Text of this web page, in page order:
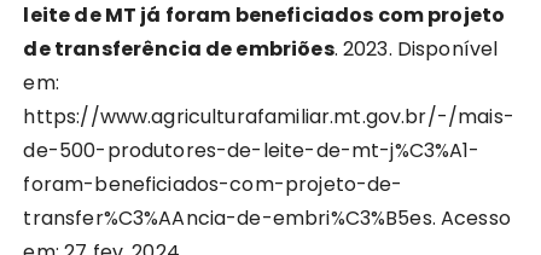
leite de MT já foram beneficiados com projeto
de transferência de embriões. 2023. Disponível
em:
https://www.agriculturafamiliar.mt.gov.br/-/mais-
de-500-produtores-de-leite-de-mt-j%C3%A1-
foram-beneficiados-com-projeto-de-
transfer%C3%AAncia-de-embri%C3%B5es. Acesso